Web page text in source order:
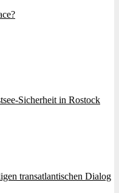
Sicherheit in Rostock
transatlantischen Dialog